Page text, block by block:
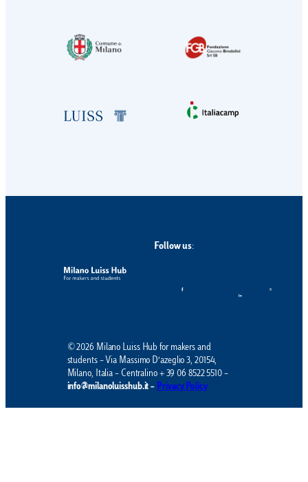
Follow us:
© 2026 Milano Luiss Hub for makers and
students – Via Massimo D’azeglio 3, 20154,
Milano, Italia – Centralino + 39 06 8522 5510 –
info@milanoluisshub.it – Privacy Policy